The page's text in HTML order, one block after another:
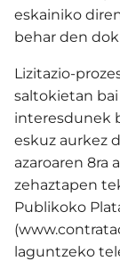
eskainiko
behar den
Lizitazio-
saltokietan
interesdunek
eskuz aurkez
azaroaren 8ra
zehaztapen
Publikoko
laguntzeko